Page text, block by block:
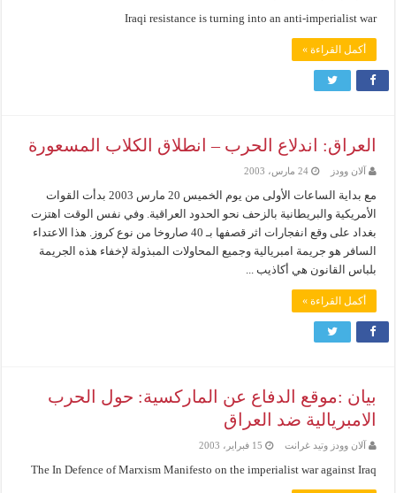
Iraqi resistance is turning into an anti-imperialist war
أكمل القراءة »
العراق: اندلاع الحرب – انطلاق الكلاب المسعورة
آلان وودز 24 مارس، 2003
مع بداية الساعات الأولى من يوم الخميس 20 مارس 2003 بدأت القوات
الأمريكية والبريطانية بالزحف نحو الحدود العراقية. وفي نفس الوقت اهتزت
بغداد على وقع انفجارات اثر قصفها بـ 40 صاروخا من نوع كروز. هذا الاعتداء
السافر هو جريمة امبريالية وجميع المحاولات المبذولة لإخفاء هذه الجريمة
بلباس القانون هي أكاذيب ...
أكمل القراءة »
بيان :موقع الدفاع عن الماركسية: حول الحرب
الامبريالية ضد العراق
آلان وودز وتيد غرانت 15 فبراير، 2003
The In Defence of Marxism Manifesto on the imperialist war against Iraq